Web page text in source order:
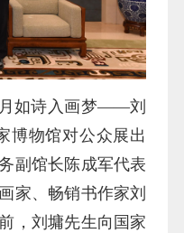
月如诗入画梦——刘
博物馆对公众展出
副馆长陈成军代表
家、畅销书作家刘
，刘墉先生向国家